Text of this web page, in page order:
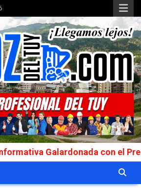
Galardonada con el Premio